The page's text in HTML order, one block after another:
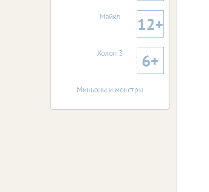
Майкл 12+
Холоп 3 6+
Миньоны и монстры